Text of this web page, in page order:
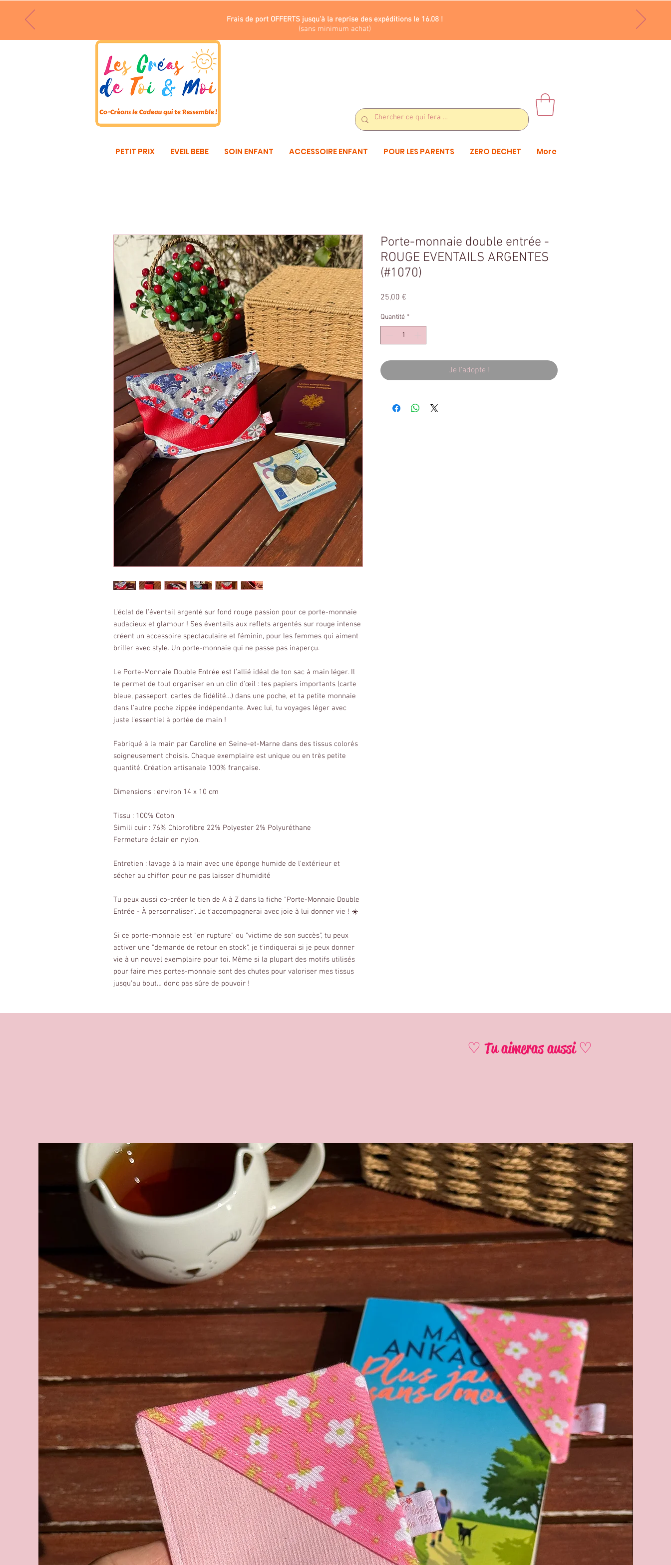
Frais de port OFFERTS jusqu'à la reprise des expéditions le 16.08 !
(sans minimum achat)
PETIT PRIX EVEIL BEBE SOIN ENFANT ACCESSOIRE ENFANT POUR LES PARENTS ZERO DECHET More
L'éclat de l'éventail argenté sur fond rouge passion pour ce porte-monnaie
audacieux et glamour ! Ses éventails aux reflets argentés sur rouge intense
créent un accessoire spectaculaire et féminin, pour les femmes qui aiment
briller avec style. Un porte-monnaie qui ne passe pas inaperçu.
Le Porte-Monnaie Double Entrée est l'allié idéal de ton sac à main léger. Il
te permet de tout organiser en un clin d'œil : tes papiers importants (carte
bleue, passeport, cartes de fidélité…) dans une poche, et ta petite monnaie
dans l'autre poche zippée indépendante. Avec lui, tu voyages léger avec
juste l'essentiel à portée de main !
Fabriqué à la main par Caroline en Seine-et-Marne dans des tissus colorés
soigneusement choisis. Chaque exemplaire est unique ou en très petite
quantité. Création artisanale 100% française.
Dimensions : environ 14 x 10 cm
Tissu : 100% Coton
Simili cuir : 76% Chlorofibre 22% Polyester 2% Polyuréthane
Fermeture éclair en nylon.
Entretien : lavage à la main avec une éponge humide de l'extérieur et
sécher au chiffon pour ne pas laisser d'humidité
Tu peux aussi co-créer le tien de A à Z dans la fiche "Porte-Monnaie Double
Entrée - À personnaliser". Je t'accompagnerai avec joie à lui donner vie ! ☀️
Si ce porte-monnaie est "en rupture" ou "victime de son succès", tu peux
activer une "demande de retour en stock", je t'indiquerai si je peux donner
vie à un nouvel exemplaire pour toi. Même si la plupart des motifs utilisés
pour faire mes portes-monnaie sont des chutes pour valoriser mes tissus
jusqu’au bout… donc pas sûre de pouvoir !
Porte-monnaie double entrée -
ROUGE EVENTAILS ARGENTES
(#1070)
25,00 €
Quantité *
Je l'adopte !
♡ Tu aimeras aussi ♡